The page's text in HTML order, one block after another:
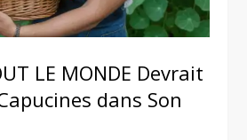
LE MONDE Devrait
dans Son